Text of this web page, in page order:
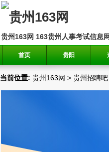
贵州163网 163贵州人事考试信息网
首页 贵阳
当前位置: 贵州163网 > 贵州招聘吧